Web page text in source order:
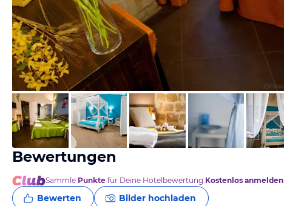
von Expedia
Bewertungen
Sammle Punkte für Deine Hotelbewertung.Kostenlos anmelden
Bewerten Bilder hochladen